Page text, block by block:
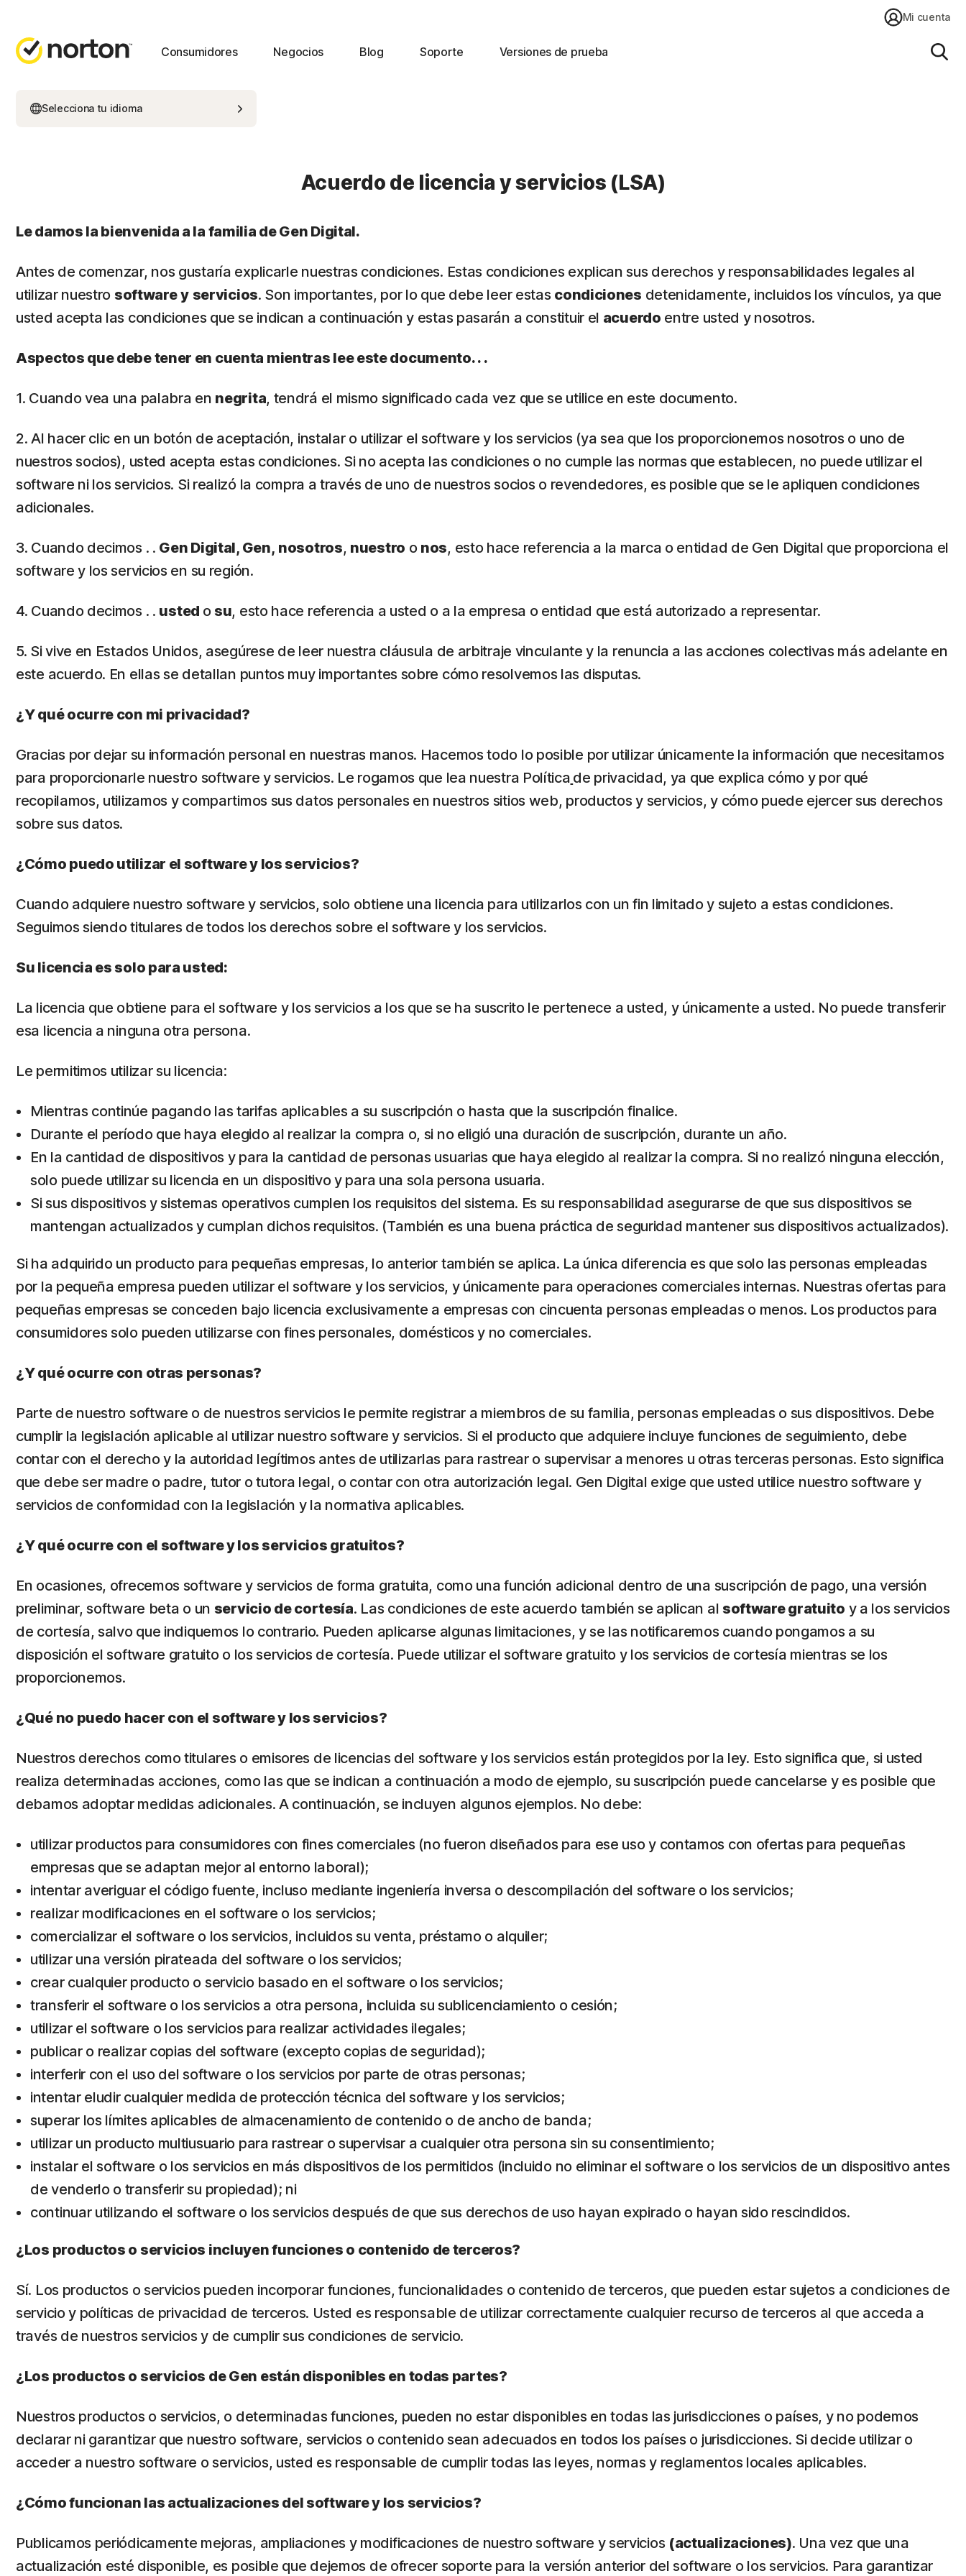
Mi cuenta
Consumidores Negocios Blog Soporte Versiones de prueba
Selecciona tu idioma
Acuerdo de licencia y servicios (LSA)
Le damos la bienvenida a la familia de Gen Digital.
Antes de comenzar, nos gustaría explicarle nuestras condiciones. Estas condiciones explican sus derechos y responsabilidades legales al
utilizar nuestro softwarey servicios. Son importantes, por lo que debe leer estas condiciones detenidamente, incluidos los vínculos, ya que
usted acepta las condiciones que se indican a continuación y estas pasarán a constituir el acuerdo entre usted y nosotros.
Aspectos que debe tener en cuenta mientras lee este documento. . .
1. Cuando vea una palabra en negrita, tendrá el mismo significado cada vez que se utilice en este documento.
2. Al hacer clic en un botón de aceptación, instalar o utilizar el software y los servicios (ya sea que los proporcionemos nosotros o uno de
nuestros socios), usted acepta estas condiciones. Si no acepta las condiciones o no cumple las normas que establecen, no puede utilizar el
software ni los servicios. Si realizó la compra a través de uno de nuestros socios o revendedores, es posible que se le apliquen condiciones
adicionales.
3. Cuando decimos . . Gen Digital, Gen, nosotros, nuestro o nos, esto hace referencia a la marca o entidad de Gen Digital que proporciona el
software y los servicios en su región.
4. Cuando decimos . . usted osu, esto hace referencia a usted o a la empresa o entidad que está autorizado a representar.
5. Si vive en Estados Unidos, asegúrese de leer nuestra cláusula de arbitraje vinculante y la renuncia a las acciones colectivas más adelante en
este acuerdo. En ellas se detallan puntos muy importantes sobre cómo resolvemos las disputas.
¿Y qué ocurre con mi privacidad?
Gracias por dejar su información personal en nuestras manos. Hacemos todo lo posible por utilizar únicamente la información que necesitamos
para proporcionarle nuestro software y servicios. Le rogamos que lea nuestra Política de privacidad, ya que explica cómo y por qué
recopilamos, utilizamos y compartimos sus datos personales en nuestros sitios web, productos y servicios, y cómo puede ejercer sus derechos
sobre sus datos.
¿Cómo puedo utilizar el software y los servicios?
Cuando adquiere nuestro software y servicios, solo obtiene una licencia para utilizarlos con un fin limitado y sujeto a estas condiciones.
Seguimos siendo titulares de todos los derechos sobre el software y los servicios.
Su licencia es solo para usted:
La licencia que obtiene para el software y los servicios a los que se ha suscrito le pertenece a usted, y únicamente a usted. No puede transferir
esa licencia a ninguna otra persona.
Le permitimos utilizar su licencia:
Mientras continúe pagando las tarifas aplicables a su suscripción o hasta que la suscripción finalice.
Durante el período que haya elegido al realizar la compra o, si no eligió una duración de suscripción, durante un año.
En la cantidad de dispositivos y para la cantidad de personas usuarias que haya elegido al realizar la compra. Si no realizó ninguna elección,
solo puede utilizar su licencia en un dispositivo y para una sola persona usuaria.
Si sus dispositivos y sistemas operativos cumplen los requisitos del sistema. Es su responsabilidad asegurarse de que sus dispositivos se
mantengan actualizados y cumplan dichos requisitos. (También es una buena práctica de seguridad mantener sus dispositivos actualizados).
Si ha adquirido un producto para pequeñas empresas, lo anterior también se aplica. La única diferencia es que solo las personas empleadas
por la pequeña empresa pueden utilizar el software y los servicios, y únicamente para operaciones comerciales internas. Nuestras ofertas para
pequeñas empresas se conceden bajo licencia exclusivamente a empresas con cincuenta personas empleadas o menos. Los productos para
consumidores solo pueden utilizarse con fines personales, domésticos y no comerciales.
¿Y qué ocurre con otras personas?
Parte de nuestro software o de nuestros servicios le permite registrar a miembros de su familia, personas empleadas o sus dispositivos. Debe
cumplir la legislación aplicable al utilizar nuestro software y servicios. Si el producto que adquiere incluye funciones de seguimiento, debe
contar con el derecho y la autoridad legítimos antes de utilizarlas para rastrear o supervisar a menores u otras terceras personas. Esto significa
que debe ser madre o padre, tutor o tutora legal, o contar con otra autorización legal. Gen Digital exige que usted utilice nuestro software y
servicios de conformidad con la legislación y la normativa aplicables.
¿Y qué ocurre con el software y los servicios gratuitos?
En ocasiones, ofrecemos software y servicios de forma gratuita, como una función adicional dentro de una suscripción de pago, una versión
preliminar, software beta o un servicio de cortesía. Las condiciones de este acuerdo también se aplican al software gratuito y a los servicios
de cortesía, salvo que indiquemos lo contrario. Pueden aplicarse algunas limitaciones, y se las notificaremos cuando pongamos a su
disposición el software gratuito o los servicios de cortesía. Puede utilizar el software gratuito y los servicios de cortesía mientras se los
proporcionemos.
¿Qué no puedo hacer con el software y los servicios?
Nuestros derechos como titulares o emisores de licencias del software y los servicios están protegidos por la ley. Esto significa que, si usted
realiza determinadas acciones, como las que se indican a continuación a modo de ejemplo, su suscripción puede cancelarse y es posible que
debamos adoptar medidas adicionales. A continuación, se incluyen algunos ejemplos. No debe:
utilizar productos para consumidores con fines comerciales (no fueron diseñados para ese uso y contamos con ofertas para pequeñas
empresas que se adaptan mejor al entorno laboral);
intentar averiguar el código fuente, incluso mediante ingeniería inversa o descompilación del software o los servicios;
realizar modificaciones en el software o los servicios;
comercializar el software o los servicios, incluidos su venta, préstamo o alquiler;
utilizar una versión pirateada del software o los servicios;
crear cualquier producto o servicio basado en el software o los servicios;
transferir el software o los servicios a otra persona, incluida su sublicenciamiento o cesión;
utilizar el software o los servicios para realizar actividades ilegales;
publicar o realizar copias del software (excepto copias de seguridad);
interferir con el uso del software o los servicios por parte de otras personas;
intentar eludir cualquier medida de protección técnica del software y los servicios;
superar los límites aplicables de almacenamiento de contenido o de ancho de banda;
utilizar un producto multiusuario para rastrear o supervisar a cualquier otra persona sin su consentimiento;
instalar el software o los servicios en más dispositivos de los permitidos (incluido no eliminar el software o los servicios de un dispositivo antes
de venderlo o transferir su propiedad); ni
continuar utilizando el software o los servicios después de que sus derechos de uso hayan expirado o hayan sido rescindidos.
¿Los productos o servicios incluyen funciones o contenido de terceros?
Sí. Los productos o servicios pueden incorporar funciones, funcionalidades o contenido de terceros, que pueden estar sujetos a condiciones de
servicio y políticas de privacidad de terceros. Usted es responsable de utilizar correctamente cualquier recurso de terceros al que acceda a
través de nuestros servicios y de cumplir sus condiciones de servicio.
¿Los productos o servicios de Gen están disponibles en todas partes?
Nuestros productos o servicios, o determinadas funciones, pueden no estar disponibles en todas las jurisdicciones o países, y no podemos
declarar ni garantizar que nuestro software, servicios o contenido sean adecuados en todos los países o jurisdicciones. Si decide utilizar o
acceder a nuestro software o servicios, usted es responsable de cumplir todas las leyes, normas y reglamentos locales aplicables.
¿Cómo funcionan las actualizaciones del software y los servicios?
Publicamos periódicamente mejoras, ampliaciones y modificaciones de nuestro software y servicios (actualizaciones). Una vez que una
actualización esté disponible, es posible que dejemos de ofrecer soporte para la versión anterior del software o los servicios. Para garantizar